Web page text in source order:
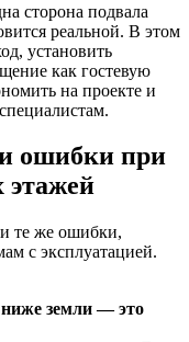
сторона подвала
реальной. В этом
установить
как гостевую
на проекте и
ошибки при
этажей
те же ошибки,
с эксплуатацией.
земли — это